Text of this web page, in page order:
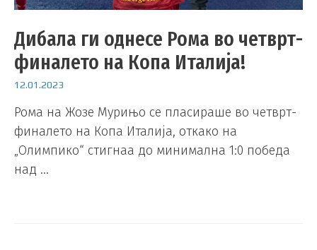
Дибала ги однесе Рома во четврт-
финалето на Копа Италија!
12.01.2023
Рома на Жозе Мурињо се пласираше во четврт-
финалето на Копа Италија, откако на
„Олимпико“ стигнаа до минимална 1:0 победа
над …